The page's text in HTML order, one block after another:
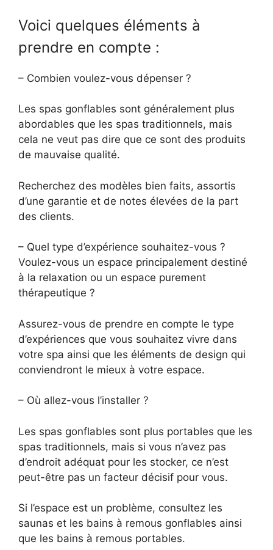
Voici quelques éléments à
prendre en compte :
– Combien voulez-vous dépenser ?
Les spas gonflables sont généralement plus
abordables que les spas traditionnels, mais
cela ne veut pas dire que ce sont des produits
de mauvaise qualité.
Recherchez des modèles bien faits, assortis
d’une garantie et de notes élevées de la part
des clients.
– Quel type d’expérience souhaitez-vous ?
Voulez-vous un espace principalement destiné
à la relaxation ou un espace purement
thérapeutique ?
Assurez-vous de prendre en compte le type
d’expériences que vous souhaitez vivre dans
votre spa ainsi que les éléments de design qui
conviendront le mieux à votre espace.
– Où allez-vous l’installer ?
Les spas gonflables sont plus portables que les
spas traditionnels, mais si vous n’avez pas
d’endroit adéquat pour les stocker, ce n’est
peut-être pas un facteur décisif pour vous.
Si l’espace est un problème, consultez les
saunas et les bains à remous gonflables ainsi
que les bains à remous portables.